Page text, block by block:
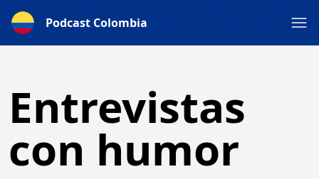
Podcast Colombia
Entrevistas
con humor